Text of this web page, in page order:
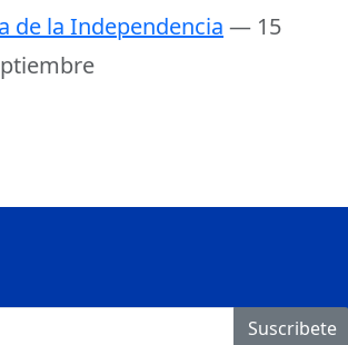
de la Independencia — 15
Suscribete